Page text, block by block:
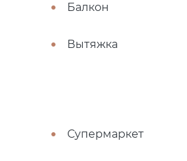
Балкон
Вытяжка
Супермаркет